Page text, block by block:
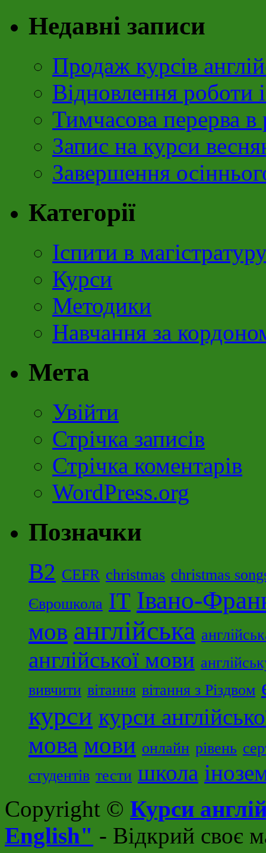
Недавні записи
Продаж курсів
Відновлення роботи
Тимчасова перерва в
Запис на курси
Завершення
Категорії
Іспити в
Курси
Методики
Навчання за
Мета
Увійти
Стрічка записів
Стрічка коментарів
WordPress.org
Позначки
B2 CEFR christmas christmas
Єврошкола ІТ Івано-
мов англійська
англійської мови
вивчити вітання вітання з Різдвом
курси курси
мова мови онлайн рівень
студентів тести школа
Copyright © Курси
English" - Відкрий своє